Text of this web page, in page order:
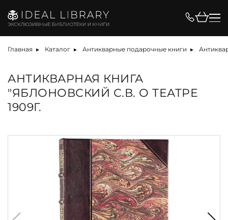
Главная Каталог Антикварные подарочные книги
АНТИКВАРНАЯ КНИГА
"ЯБЛОНОВСКИЙ С.В. О ТЕАТРЕ
1909Г.